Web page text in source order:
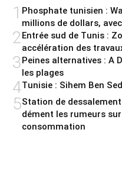
1 Phosphate tunisien :
millions de dollars,
2Entrée sud de Tunis :
accélération des
3Peines alternatives : A
les plages
4Tunisie : Sihem Ben
5Station de
dément les rumeurs
consommation